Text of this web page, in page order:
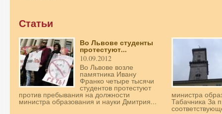
Статьи
Во Львове студенты
протестуют...
10.09.2012
Во Львове возле
памятника Ивану
Франко четыре тысячи
студентов протестуют
против пребывания на должности
министра образования и науки Дмитрия...
министра
Табачника За